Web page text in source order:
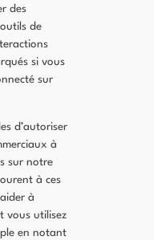
des
de
si vous
sur
d’autoriser
à
sur notre
à ces
à
vous utilisez
en notant